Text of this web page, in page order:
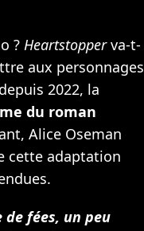
? Heartstopperva-t-
aux personnages
2022, la
du roman
Alice Oseman
cette adaptation
fées, un peu